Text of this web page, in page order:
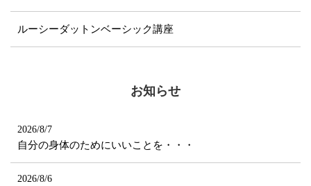
ルーシーダットンベーシック講座
お知らせ
2026/8/7
自分の身体のためにいいことを・・・
2026/8/6